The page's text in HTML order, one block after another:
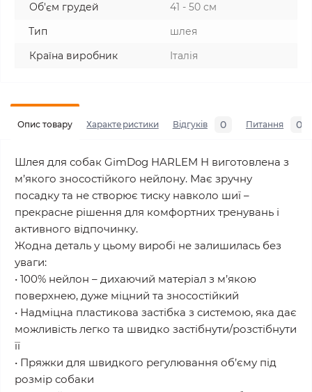
Об'єм грудей
41 - 50 см
Тип
шлея
Країна виробник
Італія
Опис товару Характеристики Відгуків 0 Питання 0
Шлея для собак GimDog HARLEM H виготовлена з
м’якого зносостійкого нейлону. Має зручну
посадку та не створює тиску навколо шиї –
прекрасне рішення для комфортних тренувань і
активного відпочинку.
Жодна деталь у цьому виробі не залишилась без
уваги:
• 100% нейлон – дихаючий матеріал з м’якою
поверхнею, дуже міцний та зносостійкий
• Надміцна пластикова застібка з системою, яка дає
можливість легко та швидко застібнути/розстібнути
її
• Пряжки для швидкого регулювання об’єму під
розмір собаки